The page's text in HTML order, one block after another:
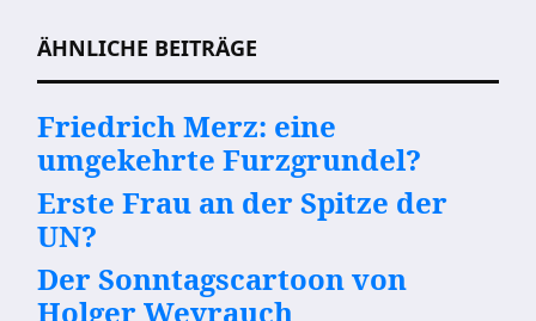
ÄHNLICHE BEITRÄGE
Friedrich Merz: eine
umgekehrte Furzgrundel?
Erste Frau an der Spitze der
UN?
Der Sonntagscartoon von
Holger Weyrauch